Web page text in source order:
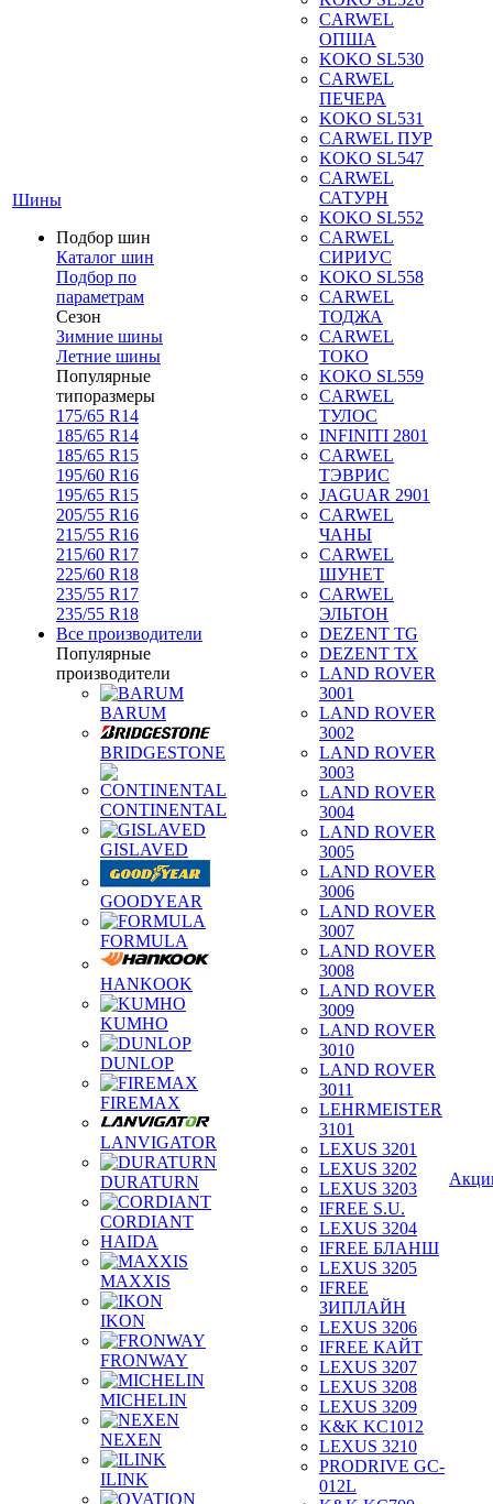
Шины
Подбор шин
Каталог шин
Подбор по
параметрам
Сезон
Зимние шины
Летние шины
Популярные
типоразмеры
175/65 R14
185/65 R14
185/65 R15
195/60 R16
195/65 R15
205/55 R16
215/55 R16
215/60 R17
225/60 R18
235/55 R17
235/55 R18
Все производители
Популярные
производители
BARUM
BRIDGESTONE
CONTINENTAL
GISLAVED
GOODYEAR
FORMULA
HANKOOK
KUMHO
DUNLOP
FIREMAX
LANVIGATOR
DURATURN
CORDIANT
HAIDA
MAXXIS
IKON
FRONWAY
MICHELIN
NEXEN
ILINK
CARWEL
ОПША
KOKO SL530
CARWEL
ПЕЧЕРА
KOKO SL531
CARWEL ПУР
KOKO SL547
CARWEL
САТУРН
KOKO SL552
CARWEL
СИРИУС
KOKO SL558
CARWEL
ТОДЖА
CARWEL
ТОКО
KOKO SL559
CARWEL
ТУЛОС
INFINITI 2801
CARWEL
ТЭВРИС
JAGUAR 2901
CARWEL
ЧАНЫ
CARWEL
ШУНЕТ
CARWEL
ЭЛЬТОН
DEZENT TG
DEZENT TX
LAND ROVER
3001
LAND ROVER
3002
LAND ROVER
3003
LAND ROVER
3004
LAND ROVER
3005
LAND ROVER
3006
LAND ROVER
3007
LAND ROVER
3008
LAND ROVER
3009
LAND ROVER
3010
LAND ROVER
3011
LEHRMEISTER
3101
LEXUS 3201
LEXUS 3202
LEXUS 3203
IFREE S.U.
LEXUS 3204
IFREE БЛАНШ
LEXUS 3205
IFREE
ЗИПЛАЙН
LEXUS 3206
IFREE КАЙТ
LEXUS 3207
LEXUS 3208
LEXUS 3209
K&K KC1012
LEXUS 3210
PRODRIVE GC-
012L